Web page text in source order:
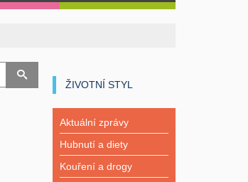
ŽIVOTNÍ STYL
Aktuální zprávy
Hubnutí a diety
Kouření a drogy